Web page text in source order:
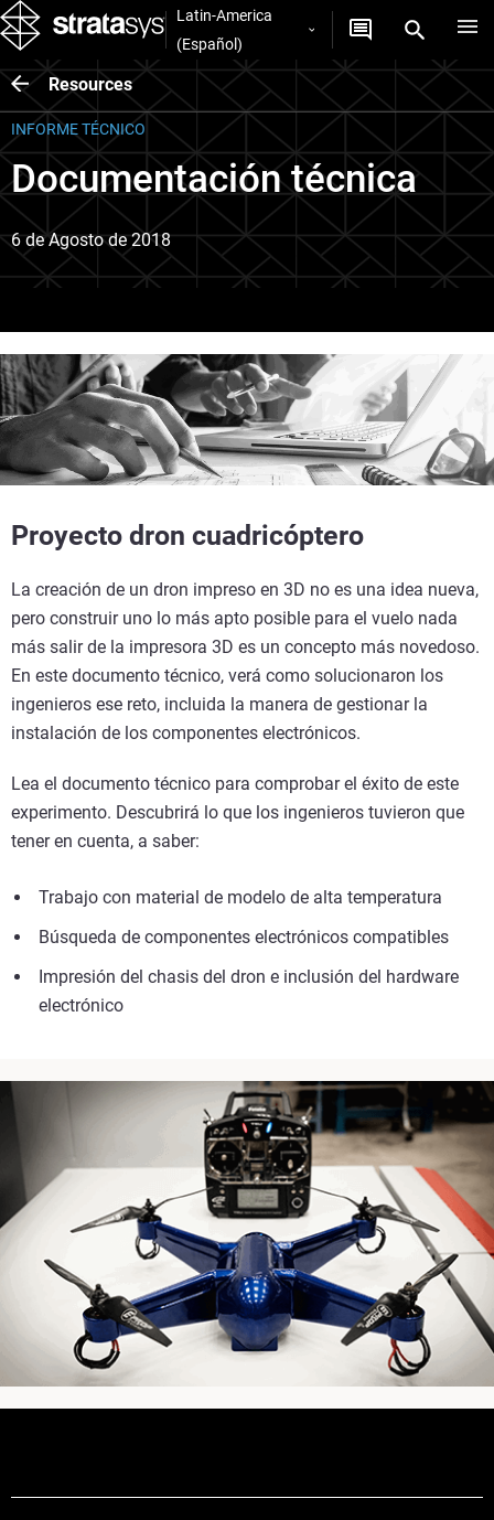
Latin-America
(Español)
Resources
INFORME TÉCNICO
Documentación técnica
6 de Agosto de 2018
Proyecto dron cuadricóptero
La creación de un dron impreso en 3D no es una idea nueva,
pero construir uno lo más apto posible para el vuelo nada
más salir de la impresora 3D es un concepto más novedoso.
En este documento técnico, verá como solucionaron los
ingenieros ese reto, incluida la manera de gestionar la
instalación de los componentes electrónicos.
Lea el documento técnico para comprobar el éxito de este
experimento. Descubrirá lo que los ingenieros tuvieron que
tener en cuenta, a saber:
Trabajo con material de modelo de alta temperatura
Búsqueda de componentes electrónicos compatibles
Impresión del chasis del dron e inclusión del hardware
electrónico